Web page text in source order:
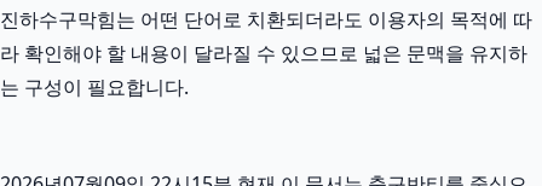
진하수구막힘는 어떤 단어로 치환되더라도 이용자의 목적에 따
라 확인해야 할 내용이 달라질 수 있으므로 넓은 문맥을 유지하
는 구성이 필요합니다.